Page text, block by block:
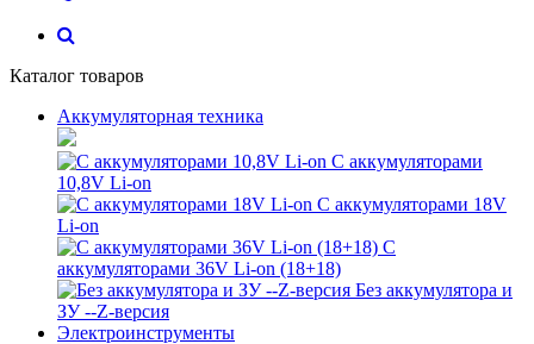
Каталог товаров
Аккумуляторная техника
С аккумуляторами
10,8V Li-on
С аккумуляторами 18V
Li-on
С
аккумуляторами 36V Li-on (18+18)
Без аккумулятора и
ЗУ --Z-версия
Электроинструменты